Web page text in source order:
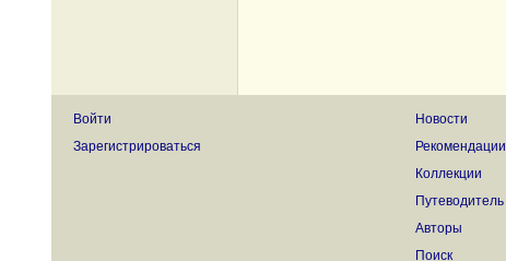
Войти
Зарегистрироваться
Новости
Рекомендации
Коллекции
Путеводитель
Авторы
Поиск